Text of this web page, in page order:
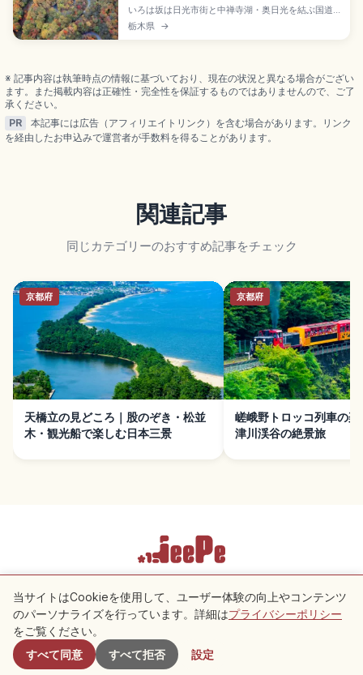
いろは坂は日光市街と中禅寺湖・奥日光を結ぶ国道
120号の山岳観光道路で、日本の道100選。下り専用
の第一いろは坂(約6.5km、28か所)と上り専用の第
ます。
栃木県 →
※ 記事内容は執筆時点の情報に基づいており、現在の状況と異なる場合がござい
ます。また掲載内容は正確性・完全性を保証するものではありませんので、ご了
承ください。
PR
本記事には広告（アフィリエイトリンク）を含む場合があります。リンク
を経由したお申込みで運営者が手数料を得ることがあります。
関連記事
同じカテゴリーのおすすめ記事をチェック
京都府
天橋立の見どころ｜股のぞき・松並
木・観光船で楽しむ日本三景
京都府
嵯峨野トロッコ列車の楽
津川渓谷の絶景旅
付近のスポット
Copyright © 2026 JeePe Inc. All rights reserved.
当サイトはCookieを使用して、ユーザー体験の向上やコンテンツ
のパーソナライズを行っています。詳細はプライバシーポリシー
をご覧ください。
すべて同意
すべて拒否 設定